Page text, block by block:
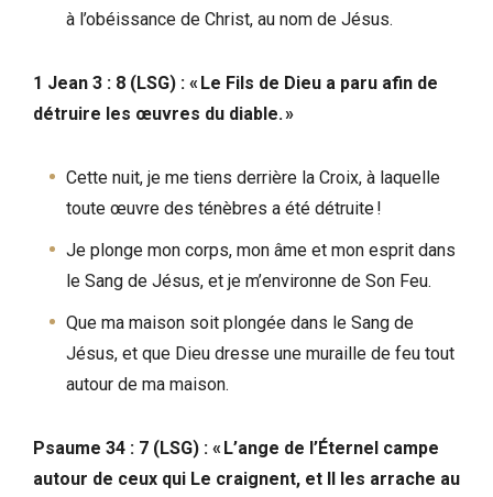
à l’obéissance de Christ, au nom de Jésus.
1 Jean 3 : 8 (LSG) : « Le Fils de Dieu a paru afin de
détruire les œuvres du diable. »
Cette nuit, je me tiens derrière la Croix, à laquelle
toute œuvre des ténèbres a été détruite !
Je plonge mon corps, mon âme et mon esprit dans
le Sang de Jésus, et je m’environne de Son Feu.
Que ma maison soit plongée dans le Sang de
Jésus, et que Dieu dresse une muraille de feu tout
autour de ma maison.
Psaume 34 : 7 (LSG) : « L’ange de l’Éternel campe
autour de ceux qui Le craignent, et Il les arrache au